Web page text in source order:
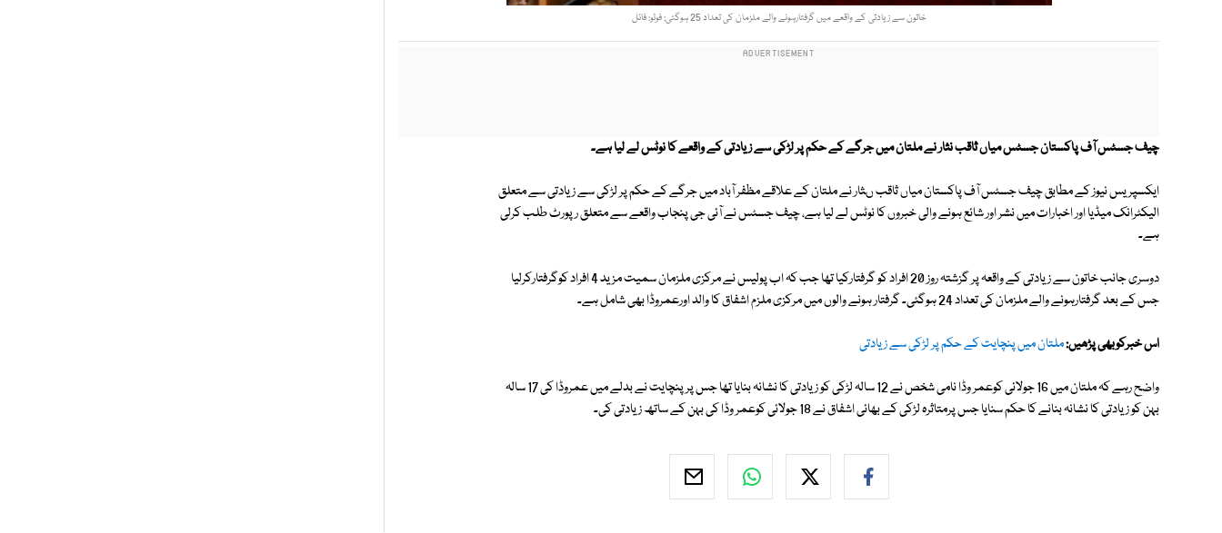
خاتون سے زیادتی کے واقعے میں گرفتارہونے والے ملزمان کی تعداد 25 ہوگئی: فوٹو: فائل
چیف جسٹس آف پاکستان جسٹس میاں ثاقب نثار نے ملتان میں جرگے کے حکم پر لڑکی سے زیادتی کے واقعے کا نوٹس لے لیا ہے۔
ایکسپریس نیوز کے مطابق چیف جسٹس آف پاکستان میاں ثاقب ںثار نے ملتان کے علاقے مظفر آباد میں جرگے کے حکم پر لڑکی سے زیادتی سے متعلق
الیکٹرانک میڈیا اور اخبارات میں نشر اور شائع ہونے والی خبروں کا نوٹس لے لیا ہے، چیف جسٹس نے آئی جی پنجاب واقعے سے متعلق رپورٹ طلب کرلی
ہے۔
دوسری جانب خاتون سے زیادتی کے واقعہ پر گزشتہ روز 20 افراد کو گرفتارکیا تھا جب کہ اب پولیس نے مرکزی ملزمان سمیت مزید 4 افراد کوگرفتارکرلیا
جس کے بعد گرفتارہونے والے ملزمان کی تعداد 24 ہوگئی۔ گرفتار ہونے والوں میں مرکزی ملزم اشفاق کا والد اورعمروڈا بھی شامل ہے۔
اس خبرکوبھی پڑھیں:ملتان میں پنچایت کے حکم پر لڑکی سے زیادتی
واضح رہے کہ ملتان میں 16 جولائی کوعمر وڈا نامی شخص نے 12 سالہ لڑکی کو زیادتی کا نشانہ بنایا تھا جس پرپنچایت نے بدلے میں عمروڈا کی 17 سالہ
بہن کو زیادتی کا نشانہ بنانے کا حکم سنایا جس پرمتاثرہ لڑکی کے بھائی اشفاق نے 18 جولائی کوعمر وڈا کی بہن کے ساتھ زیادتی کی۔